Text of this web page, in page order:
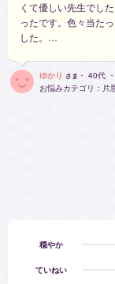
メッセージ
誰にも相談できず
そんなお悩みを、
どんなに困難な障
あなたの魂と繋
幼少期から霊感
占いを通し悩み
い。
くて優しい先生でし
ったです。色々当た
した。
頑張ります。ネガティ
す。次は、幸せつか
す。
ゆかり さま
お悩みカテゴリ：片
穏やか
ていねい